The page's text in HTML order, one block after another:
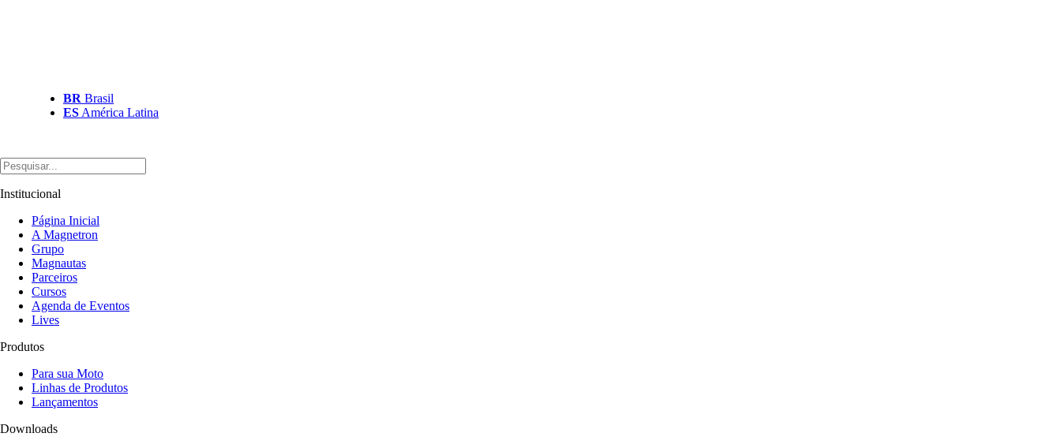
BR Brasil
ES América Latina
Institucional
Página Inicial
A Magnetron
Grupo
Magnautas
Parceiros
Cursos
Agenda de Eventos
Lives
Produtos
Para sua Moto
Linhas de Produtos
Lançamentos
Downloads